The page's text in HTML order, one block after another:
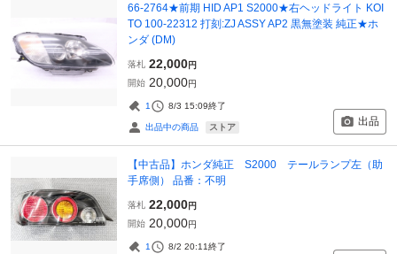
66-2764★前期 HID AP1 S2000★右ヘッドライト KOI
TO 100-22312 打刻:ZJ ASSY AP2 黒無塗装 純正★ホ
ンダ (DM)
落札 22,000円
開始 20,000円
1 8/3 15:09終了
出品中の商品 ストア 出品
【中古品】ホンダ純正 S2000 テールランプ左（助
手席側） 品番：不明
落札 22,000円
開始 20,000円
1 8/2 20:11終了